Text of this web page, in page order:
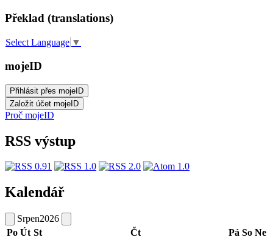
Překlad (translations)
Select Language ▼
mojeID
Proč mojeID
RSS výstup
Kalendář
Srpen2026
Po Út St Čt Pá So Ne